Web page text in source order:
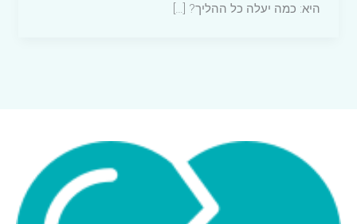
היא: כמה יעלה כל ההליך? […]